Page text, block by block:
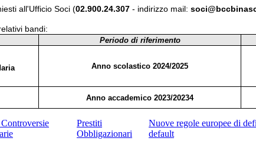
all'Ufficio Soci (02.900.24.307 - indirizzo mail:
bandi:
Periodo di riferimento
Anno scolastico 2024/2025
Anno accademico 2023/20234
Prestiti
Obbligazionari
Nuove regole europee di
default